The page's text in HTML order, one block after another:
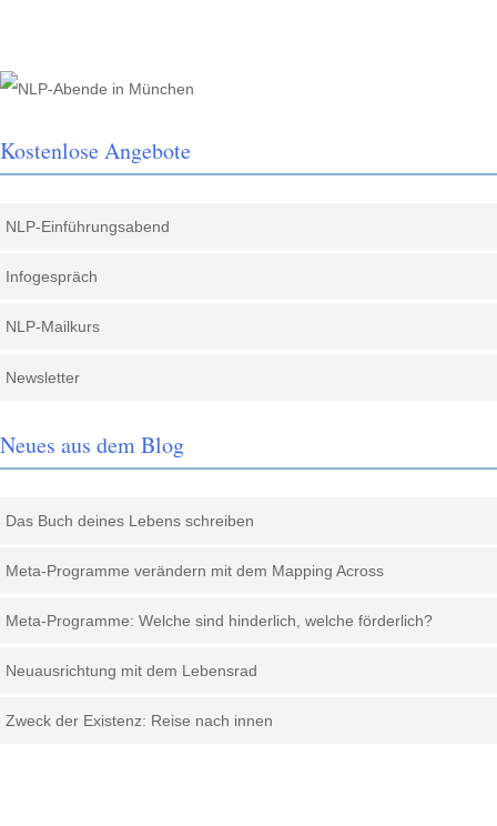
Kostenlose Angebote
NLP-Einführungsabend
Infogespräch
NLP-Mailkurs
Newsletter
Neues aus dem Blog
Das Buch deines Lebens schreiben
Meta-Programme verändern mit dem Mapping Across
Meta-Programme: Welche sind hinderlich, welche förderlich?
Neuausrichtung mit dem Lebensrad
Zweck der Existenz: Reise nach innen